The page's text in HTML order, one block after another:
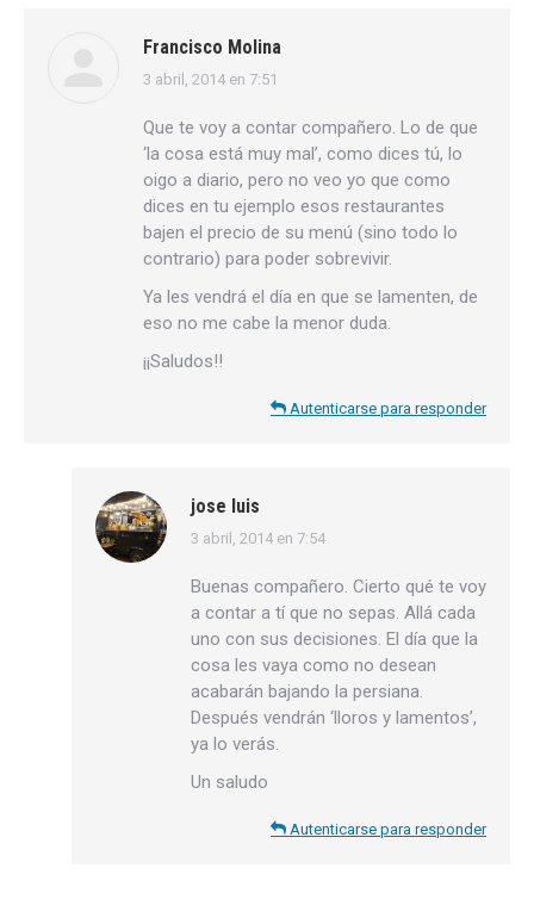
Francisco Molina
dice:
3 abril, 2014 en 7:51
Que te voy a contar compañero. Lo de que
‘la cosa está muy mal’, como dices tú, lo
oigo a diario, pero no veo yo que como
dices en tu ejemplo esos restaurantes
bajen el precio de su menú (sino todo lo
contrario) para poder sobrevivir.
Ya les vendrá el día en que se lamenten, de
eso no me cabe la menor duda.
¡¡Saludos!!
Autenticarse para responder
jose luis
dice:
3 abril, 2014 en 7:54
Buenas compañero. Cierto qué te voy
a contar a tí que no sepas. Allá cada
uno con sus decisiones. El día que la
cosa les vaya como no desean
acabarán bajando la persiana.
Después vendrán ‘lloros y lamentos’,
ya lo verás.
Un saludo
Autenticarse para responder